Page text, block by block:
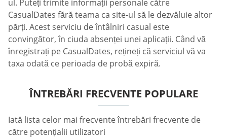
ul. Puteți trimite informații personale către
СasualDates fără teama ca site-ul să le dezvăluie altor
părți. Acest serviciu de întâlniri casual este
convingător, în ciuda absenței unei aplicații. Când vă
înregistrați pe СasualDates, rețineți că serviciul vă va
taxa odată ce perioada de probă expiră.
ÎNTREBĂRI FRECVENTE POPULARE
Iată lista celor mai frecvente întrebări frecvente de
către potențialii utilizatori